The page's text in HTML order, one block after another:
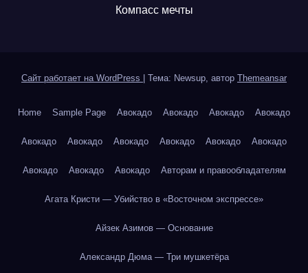
Компасс мечты
Сайт работает на WordPress Тема: Newsup, автор Themeansar
Home Sample Page Авокадо Авокадо Авокадо Авокадо
Авокадо Авокадо Авокадо Авокадо Авокадо Авокадо
Авокадо Авокадо Авокадо Авторам и правообладателям
Агата Кристи — Убийство в «Восточном экспрессе»
Айзек Азимов — Основание
Александр Дюма — Три мушкетёра